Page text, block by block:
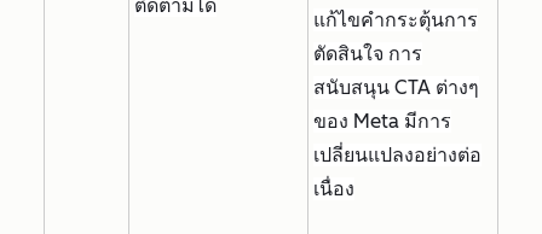
ติดตามได้
แก้ไขคำกระตุ้นการ
ตัดสินใจ การ
สนับสนุน CTA ต่างๆ
ของ Meta มีการ
เปลี่ยนแปลงอย่างต่อ
เนื่อง